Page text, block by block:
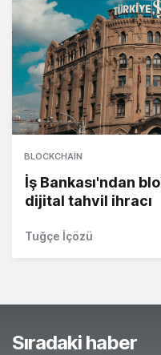
BLOCKCHAIN
İş Bankası'ndan
dijital tahvil ihracı
Tuğçe İçözü
Sıradaki haber